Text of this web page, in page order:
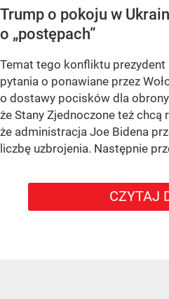
Trump o pokoju w
o „postępach”
Temat tego konfliktu prezydent
pytania o ponawiane przez
o dostawy pocisków dla
że Stany Zjednoczone też chcą
że administracja Joe Bidena
liczbę uzbrojenia. Następnie
CZYTAJ